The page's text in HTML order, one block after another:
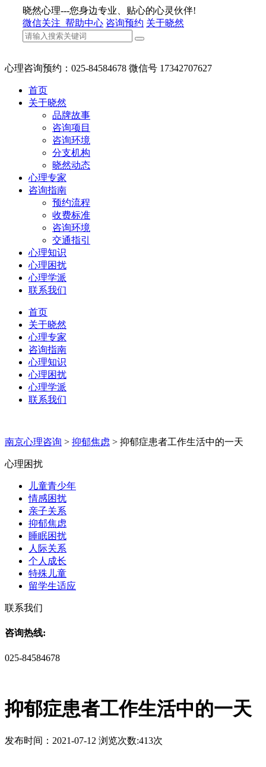
晓然心理---您身边专业、贴心的心灵伙伴!
微信关注 帮助中心 咨询预约 关于晓然
心理咨询预约：025-84584678 微信号 17342707627
首页
关于晓然
品牌故事
咨询项目
咨询环境
分支机构
晓然动态
心理专家
咨询指南
预约流程
收费标准
咨询环境
交通指引
心理知识
心理困扰
心理学派
联系我们
首页
关于晓然
心理专家
咨询指南
心理知识
心理困扰
心理学派
联系我们
南京心理咨询 > 抑郁焦虑 > 抑郁症患者工作生活中的一天
心理困扰
儿童青少年
情感困扰
亲子关系
抑郁焦虑
睡眠困扰
人际关系
个人成长
特殊儿童
留学生适应
联系我们
咨询热线:
025-84584678
抑郁症患者工作生活中的一天
发布时间：2021-07-12 浏览次数:413次